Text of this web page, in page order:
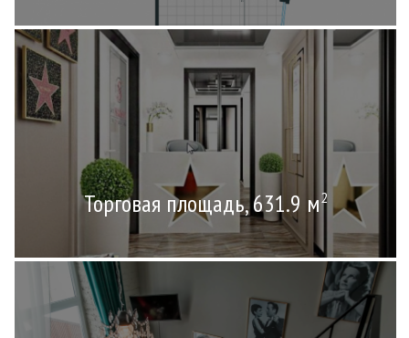
Торговая площадь, 631.9 м2